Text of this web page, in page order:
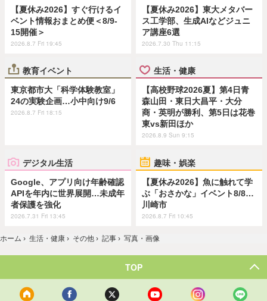
【夏休み2026】すぐ行けるイ
ベント情報おまとめ便＜8/9-
15開催＞
2026.8.7 Fri 19:45
【夏休み2026】東大メタバー
ス工学部、生成AIなどジュニ
ア講座6選
2026.7.30 Thu 11:15
教育イベント
東京都市大「科学体験教室」
24の実験企画…小中向け9/6
2026.8.7 Fri 18:15
生活・健康
【高校野球2026夏】第4日青
森山田・東日大昌平・大分
商・英明が勝利、第5日は花巻
東vs新田ほか
2026.8.9 Sun 9:15
デジタル生活
Google、アプリ向け年齢確認
APIを年内に世界展開…未成年
者保護を強化
2026.7.31 Fri 13:45
趣味・娯楽
【夏休み2026】魚に触れて学
ぶ「おさかな」イベント8/8…
川崎市
2026.8.7 Fri 10:45
ホーム › 生活・健康 › その他 › 記事 › 写真・画像
TOP